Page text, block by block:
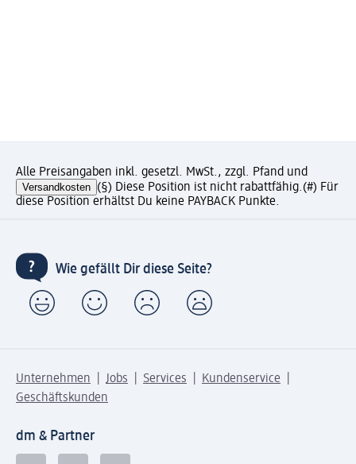
Alle Preisangaben inkl. gesetzl. MwSt., zzgl. Pfand und
Versandkosten (§) Diese Position ist nicht rabattfähig.(#) Für
diese Position erhältst Du keine PAYBACK Punkte.
Wie gefällt Dir diese Seite?
Unternehmen Jobs Services
Kundenservice
Geschäftskunden
dm & Partner